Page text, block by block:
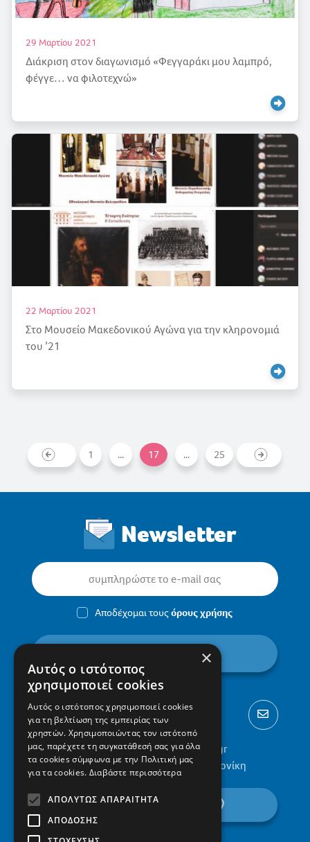
29 Μαρτίου 2021
Διάκριση στον διαγωνισμό «Φεγγαράκι μου λαμπρό,
φέγγε… να φιλοτεχνώ»
22 Μαρτίου 2021
Στο Μουσείο Μακεδονικού Αγώνα για την κληρονομιά
του ’21
1 ... 17 ... 25
Newsletter
Αποδέχομαι τουςόρους χρήσης
2310 300002
info@protypa.gr
Ελαιώνες Πυλαίας, 555 36, Θεσσαλονίκη
βρείτε μας στον χάρτη
×
Αυτός ο ιστότοπος
χρησιμοποιεί cookies
Αυτός ο ιστότοπος χρησιμοποιεί cookies
για τη βελτίωση της εμπειρίας των
χρηστών. Χρησιμοποιώντας τον ιστότοπό
μας, παρέχετε τη συγκατάθεσή σας για όλα
τα cookies σύμφωνα με την Πολιτική μας
για τα cookies. Διαβάστε περισσότερα
ΑΠΟΛΎΤΩΣ ΑΠΑΡΑΊΤΗΤΑ
ΑΠΌΔΟΣΗΣ